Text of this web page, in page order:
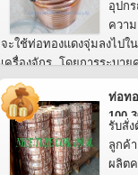
อุปก
ควา
จะใช้ท่อทองแดงจุ่มลงไป
เครื่องจักร. โดยการระบ
ด้วยน้ำเย็น หรือ การต่อระ
อุณหภูมิเย็นไหลผ่านท่อทอ
สามารถใช้ได้หลายอุตสา
อาหาร.
Last Update : 18/07/2026
ท่อท
100-
รับสั่
ลูกค้
ผลิต